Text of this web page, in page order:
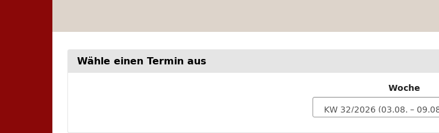
Wähle einen Termin aus
Woche